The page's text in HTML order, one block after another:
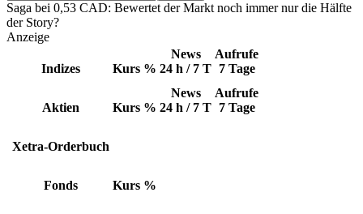
Saga bei 0,53 CAD: Bewertet der Markt noch immer nur die Hälfte
der Story?
Anzeige
Indizes Kurs %
News
24 h / 7 T
Aufrufe
7 Tage
Aktien Kurs %
News
24 h / 7 T
Aufrufe
7 Tage
Xetra-Orderbuch
Fonds Kurs %